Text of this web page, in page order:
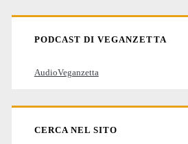
PODCAST DI VEGANZETTA
AudioVeganzetta
CERCA NEL SITO